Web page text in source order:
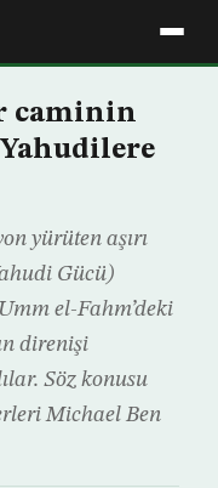
caminin
Yahudilere
yürüten aşırı
Gücü)
el-Fahm’deki
direnişi
Söz konusu
Michael Ben